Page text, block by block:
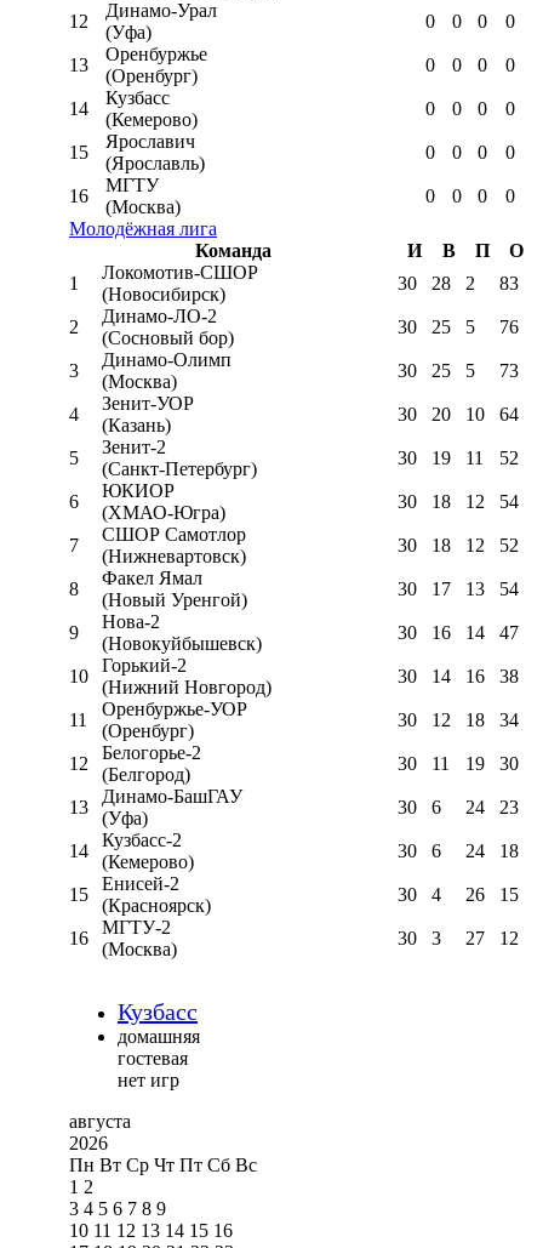
12
Динамо-Урал
(Уфа)
0 0 0 0
13
Оренбуржье
(Оренбург)
0 0 0 0
14
Кузбасс
(Кемерово)
0 0 0 0
15
Ярославич
(Ярославль)
0 0 0 0
16
МГТУ
(Москва)
0 0 0
0
Молодёжная лига
Команда
И В П
О
1
Локомотив-CШОР
(Новосибирск)
30 28 2 83
2
Динамо-ЛО-2
(Сосновый бор)
30 25 5 76
3
Динамо-Олимп
(Москва)
30 25 5 73
4
Зенит-УОР
(Казань)
30 20 10 64
5
Зенит-2
(Санкт-Петербург)
30 19 11 52
6
ЮКИОР
(ХМАО-Югра)
30 18 12 54
7
СШОР Самотлор
(Нижневартовск)
30 18 12 52
8
Факел Ямал
(Новый Уренгой)
30 17 13 54
9
Нова-2
(Новокуйбышевск)
30 16 14 47
10
Горький-2
(Нижний Новгород)
30 14 16 38
11
Оренбуржье-УОР
(Оренбург)
30 12 18 34
12
Белогорье-2
(Белгород)
30 11 19 30
13
Динамо-БашГАУ
(Уфа)
30 6 24 23
14
Кузбасс-2
(Кемерово)
30 6 24 18
15
Енисей-2
(Красноярск)
30 4 26 15
16
МГТУ-2
(Москва)
30 3 27 12
Кузбасс
домашняя
гостевая
нет игр
августа
2026
Пн Вт Ср Чт Пт Сб Вс
1 2
3 4 5 6 7 8 9
10 11 12 13 14 15 16